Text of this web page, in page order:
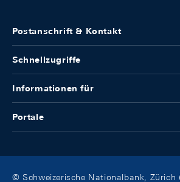
Postanschrift & Kontakt
Schnellzugriffe
Informationen für
Portale
© Schweizerische Nationalbank, Zürich